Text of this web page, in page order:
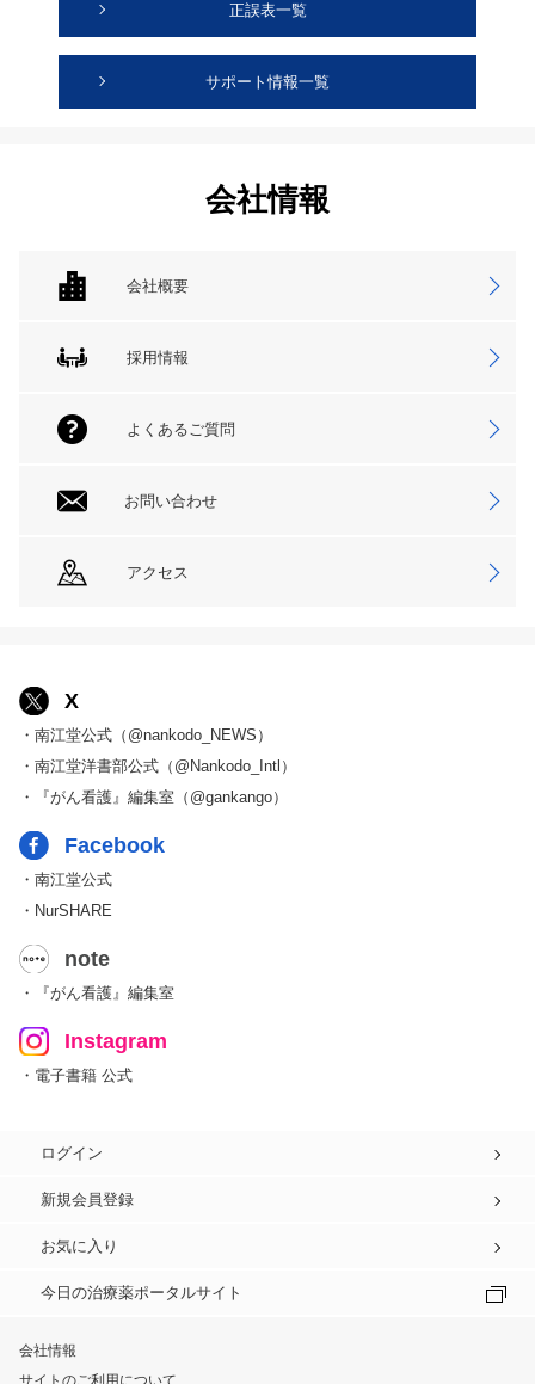
正誤表一覧
サポート情報一覧
会社情報
会社概要
採用情報
よくあるご質問
お問い合わせ
アクセス
X
・南江堂公式（@nankodo_NEWS）
・南江堂洋書部公式（@Nankodo_Intl）
・『がん看護』編集室（@gankango）
Facebook
・南江堂公式
・NurSHARE
note
・『がん看護』編集室
Instagram
・電子書籍 公式
ログイン
新規会員登録
お気に入り
今日の治療薬ポータルサイト
会社情報
サイトのご利用について